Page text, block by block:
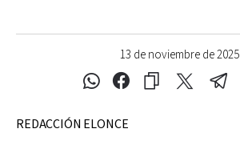
13 de noviembre de 2025
REDACCIÓN ELONCE